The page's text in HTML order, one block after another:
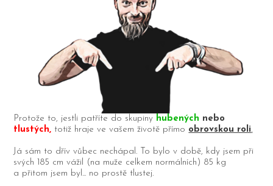
Protože to, jestli patříte do skupiny hubených nebo
tlustých, totiž hraje ve vašem životě přímo obrovskou roli.
Já sám to dřív vůbec nechápal. To bylo v době, kdy jsem při
svých 185 cm vážil (na muže celkem normálních) 85 kg
a přitom jsem byl... no prostě tlustej.